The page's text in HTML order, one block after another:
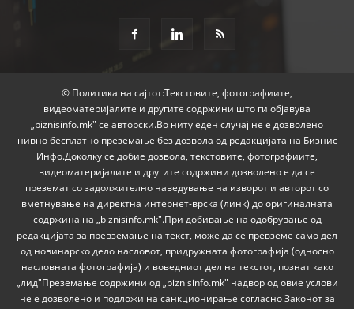
© Политика на сајтот:Текстовите, фотографиите,
видеоматеријалите и другите содржини што ги објавува
„biznisinfo.mk" се авторски.Во ниту еден случај не е дозволено
нивно бесплатно преземање без дозвола од редакцијата на Бизнис
Инфо.Доколку се добие дозвола, текстовите, фотографиите,
видеоматеријалите и другите содржини дозволено е да се
преземат со задолжително наведување на изворот и авторот со
вметнување на директна интернет-врска (линк) до оригиналната
содржина на „biznisinfo.mk".При добивање на одобрување од
редакцијата за превземање на текст, може да се превземе само дел
од новинарско дело насловот, придружната фотографија (односно
насловната фотографија) и воведниот дел на текстот, познат како
„лид"Преземање содржини од „biznisinfo.mk" надвор од овие услови
не е дозволено и подложи на санкционирање согласно Законот за